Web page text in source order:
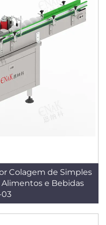
Colagem de Simples
e Bebidas
03